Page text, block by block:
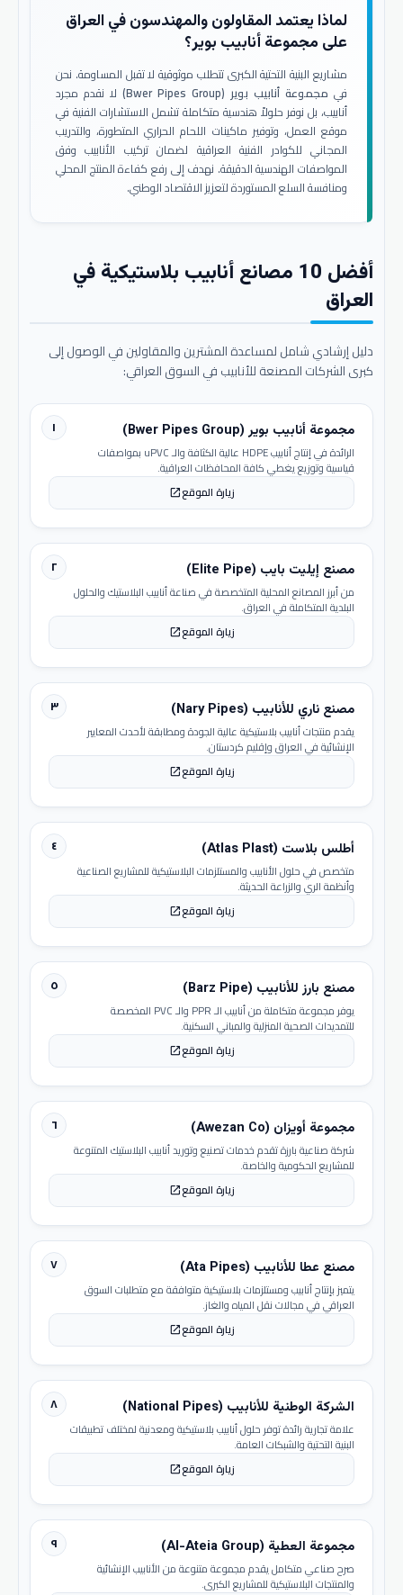
لماذا يعتمد المقاولون والمهندسون في العراق
على مجموعة أنابيب بوير؟
مشاريع البنية التحتية الكبرى تتطلب موثوقية لا تقبل المساومة. نحن
في مجموعة أنابيب بوير (Bwer Pipes Group)
لا نقدم مجرد
أنابيب، بل نوفر حلولاً هندسية متكاملة تشمل الاستشارات الفنية في
موقع العمل، وتوفير ماكينات اللحام الحراري المتطورة، والتدريب
المجاني للكوادر الفنية العراقية لضمان تركيب الأنابيب وفق
المواصفات الهندسية الدقيقة. نهدف إلى رفع كفاءة المنتج المحلي
ومنافسة السلع المستوردة لتعزيز الاقتصاد الوطني.
أفضل 10 مصانع أنابيب بلاستيكية في
العراق
دليل إرشادي شامل لمساعدة المشترين والمقاولين في الوصول إلى
كبرى الشركات المصنعة للأنابيب في السوق العراقي:
١ مجموعة أنابيب بوير (Bwer Pipes Group)
الرائدة في إنتاج أنابيب HDPE عالية الكثافة والـ uPVC بمواصفات
قياسية وتوزيع يغطي كافة المحافظات العراقية.
زيارة الموقعopen_in_new
٢ مصنع إيليت بايب (Elite Pipe)
من أبرز المصانع المحلية المتخصصة في صناعة أنابيب البلاستيك والحلول
البلدية المتكاملة في العراق.
زيارة الموقعopen_in_new
٣ مصنع ناري للأنابيب (Nary Pipes)
يقدم منتجات أنابيب بلاستيكية عالية الجودة ومطابقة لأحدث المعايير
الإنشائية في العراق وإقليم كردستان.
زيارة الموقعopen_in_new
٤ أطلس بلاست (Atlas Plast)
متخصص في حلول الأنابيب والمستلزمات البلاستيكية للمشاريع الصناعية
وأنظمة الري والزراعة الحديثة.
زيارة الموقعopen_in_new
٥ مصنع بارز للأنابيب (Barz Pipe)
يوفر مجموعة متكاملة من أنابيب الـ PPR والـ PVC المخصصة
للتمديدات الصحية المنزلية والمباني السكنية.
زيارة الموقعopen_in_new
٦ مجموعة أويزان (Awezan Co)
شركة صناعية بارزة تقدم خدمات تصنيع وتوريد أنابيب البلاستيك المتنوعة
للمشاريع الحكومية والخاصة.
زيارة الموقعopen_in_new
٧ مصنع عطا للأنابيب (Ata Pipes)
يتميز بإنتاج أنابيب ومستلزمات بلاستيكية متوافقة مع متطلبات السوق
العراقي في مجالات نقل المياه والغاز.
زيارة الموقعopen_in_new
٨ الشركة الوطنية للأنابيب (National Pipes)
علامة تجارية رائدة توفر حلول أنابيب بلاستيكية ومعدنية لمختلف تطبيقات
البنية التحتية والشبكات العامة.
زيارة الموقعopen_in_new
٩ مجموعة العطية (Al-Ateia Group)
صرح صناعي متكامل يقدم مجموعة متنوعة من الأنابيب الإنشائية
والمنتجات البلاستيكية للمشاريع الكبرى.